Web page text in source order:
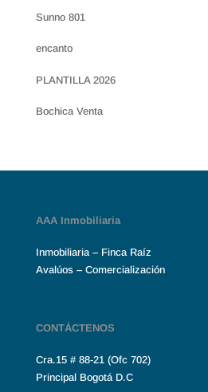
Sunno 801
encanto
PLANTILLA 2026
Bochica Venta
AAA Inmobiliaria
Inmobiliaria – Finca Raíz
Avalúos – Comercialización
CONTÁCTENOS
Cra.15 # 88-21 (Ofc 702)
Principal Bogotá D.C